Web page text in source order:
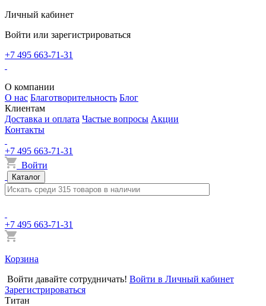
Личный кабинет
Войти или зарегистрироваться
+7 495 663-71-31
О компании
О нас Благотворительность Блог
Клиентам
Доставка и оплата Частые вопросы Акции
Контакты
+7 495 663-71-31
Войти
Каталог
+7 495 663-71-31
Корзина
Войти давайте сотрудничать! Войти в Личный кабинет
Зарегистрироваться
Титан